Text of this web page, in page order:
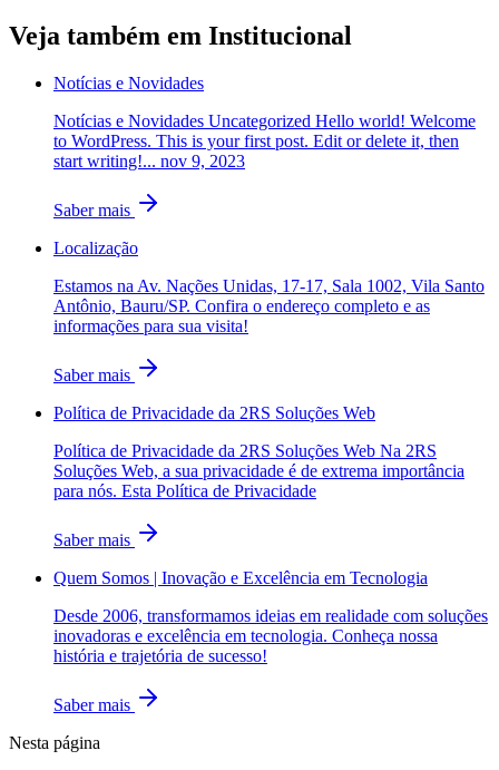
Veja também em Institucional
Notícias e Novidades
Notícias e Novidades Uncategorized Hello world! Welcome
to WordPress. This is your first post. Edit or delete it, then
start writing!... nov 9, 2023
Saber mais
Localização
Estamos na Av. Nações Unidas, 17-17, Sala 1002, Vila Santo
Antônio, Bauru/SP. Confira o endereço completo e as
informações para sua visita!
Saber mais
Política de Privacidade da 2RS Soluções Web
Política de Privacidade da 2RS Soluções Web Na 2RS
Soluções Web, a sua privacidade é de extrema importância
para nós. Esta Política de Privacidade
Saber mais
Quem Somos | Inovação e Excelência em Tecnologia
Desde 2006, transformamos ideias em realidade com soluções
inovadoras e excelência em tecnologia. Conheça nossa
história e trajetória de sucesso!
Saber mais
Nesta página